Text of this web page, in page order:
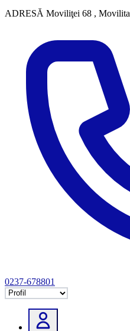
ADRESĂ Moviliţei 68 , Movilita
0237-678801
Selectează tab